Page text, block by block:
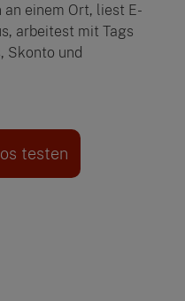
einem Ort, liest E-
arbeitest mit Tags
Skonto und
testen